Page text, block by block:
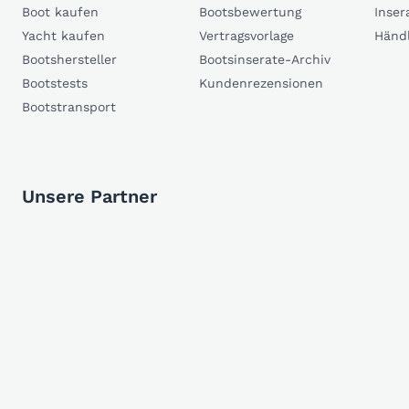
Boot kaufen
Yacht kaufen
Bootshersteller
Bootstests
Bootstransport
Bootsbewertung
Vertragsvorlage
Bootsinserate-Archiv
Kundenrezensionen
Unsere Partner